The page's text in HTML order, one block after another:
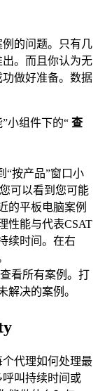
的问题。只有几
。而且你认为无
做好准备。数据
小组件下的“ 查
“按产品”窗口小
可以看到您可能
的平板电脑案例
性能与代表CSAT
续时间。在右
看所有案例。打
解决的案例。
代理如何处理最
叫持续时间或